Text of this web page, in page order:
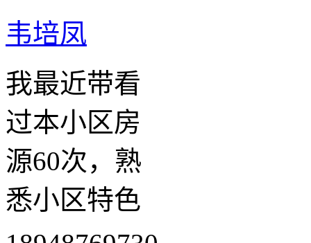
韦培凤
我最近带看
过本小区房
源60次，熟
悉小区特色